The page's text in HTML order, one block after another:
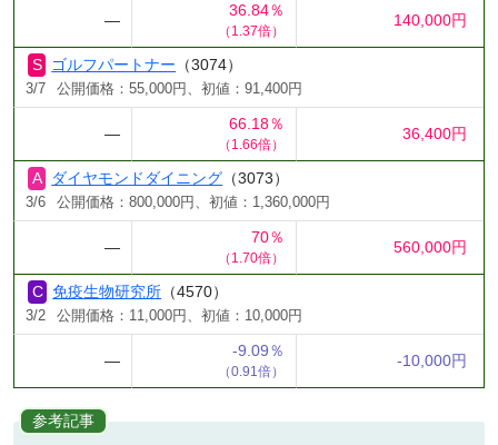
―
36.84％
（1.37倍）
140,000円
ゴルフパートナー （3074）
3/7 公開価格：55,000円、初値：91,400円
―
66.18％
（1.66倍）
36,400円
ダイヤモンドダイニング （3073）
3/6 公開価格：800,000円、初値：1,360,000円
―
70％
（1.70倍）
560,000円
免疫生物研究所 （4570）
3/2 公開価格：11,000円、初値：10,000円
―
-9.09％
（0.91倍）
-10,000円
参考記事